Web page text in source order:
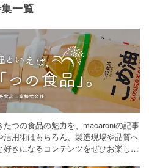
一覧
つの食品の魅力を、macaroniの記事
用術はもちろん、製造現場や品質へ
きになるコンテンツをぜひお楽しみ